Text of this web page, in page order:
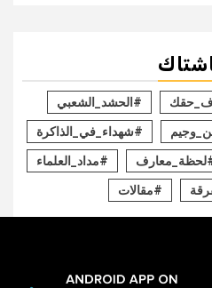
#الحشد_الشعبي
#شهداء_في_الذاكرة
#مداد_العلماء
#مقالات